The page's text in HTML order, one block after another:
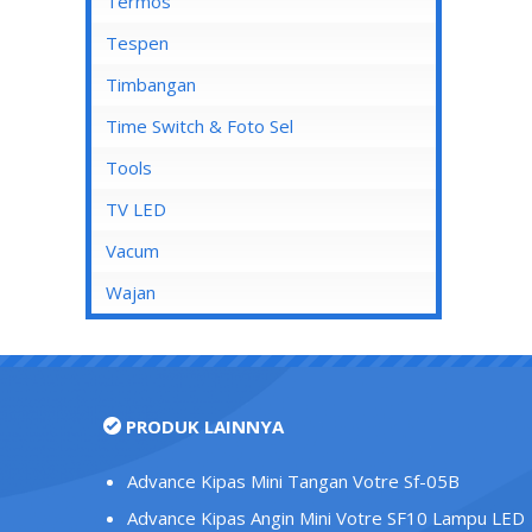
Stop Kontak AC
Stop Kontak CP
Stop Kontak Dinding
Stop Kontak Isi 2
Stop Kontak LAN/Data
Stop Kontak Lantai
Stop Kontak Telepon
Stop Kontak TV/Antena
Tutup Stop Kontak
Tespen
Timbangan
Time Switch & Foto Sel
Tools
TV LED
Vacum
Wajan
PRODUK LAINNYA
Advance Kipas Mini Tangan Votre Sf-05B
Advance Kipas Angin Mini Votre SF10 Lampu LED